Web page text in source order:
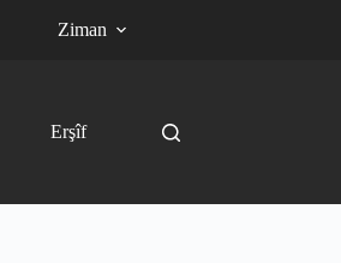
Ziman
Erşîf